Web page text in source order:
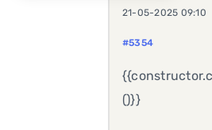
21-05-2025 09:10
#5354
()}}